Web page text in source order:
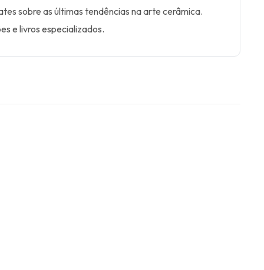
sobre as últimas tendências na arte cerâmica.
e livros especializados.